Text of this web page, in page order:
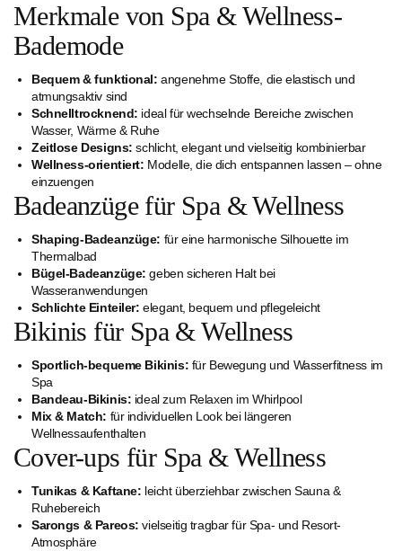
Merkmale von Spa & Wellness-
Bademode
Bequem & funktional: angenehme Stoffe, die elastisch und
atmungsaktiv sind
Schnelltrocknend: ideal für wechselnde Bereiche zwischen
Wasser, Wärme & Ruhe
Zeitlose Designs: schlicht, elegant und vielseitig kombinierbar
Wellness-orientiert: Modelle, die dich entspannen lassen – ohne
einzuengen
Badeanzüge für Spa & Wellness
Shaping-Badeanzüge: für eine harmonische Silhouette im
Thermalbad
Bügel-Badeanzüge: geben sicheren Halt bei
Wasseranwendungen
Schlichte Einteiler: elegant, bequem und pflegeleicht
Bikinis für Spa & Wellness
Sportlich-bequeme Bikinis: für Bewegung und Wasserfitness im
Spa
Bandeau-Bikinis: ideal zum Relaxen im Whirlpool
Mix & Match: für individuellen Look bei längeren
Wellnessaufenthalten
Cover-ups für Spa & Wellness
Tunikas & Kaftane: leicht überziehbar zwischen Sauna &
Ruhebereich
Sarongs & Pareos: vielseitig tragbar für Spa- und Resort-
Atmosphäre